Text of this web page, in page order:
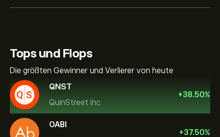
Tops und Flops
Die größten Gewinner und Verlierer von heute
QNST
QuinStreet Inc
+38.50%
OABI
+37.50%